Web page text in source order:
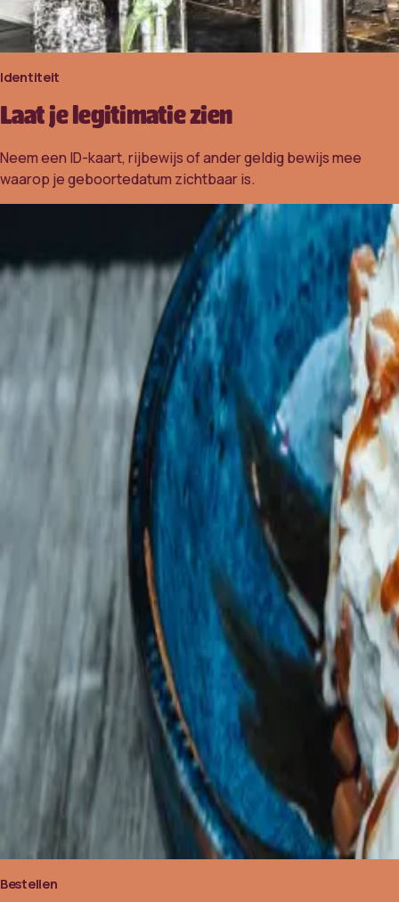
Identiteit
Laat je legitimatie zien
Neem een ID-kaart, rijbewijs of ander geldig bewijs mee
waarop je geboortedatum zichtbaar is.
Bestellen